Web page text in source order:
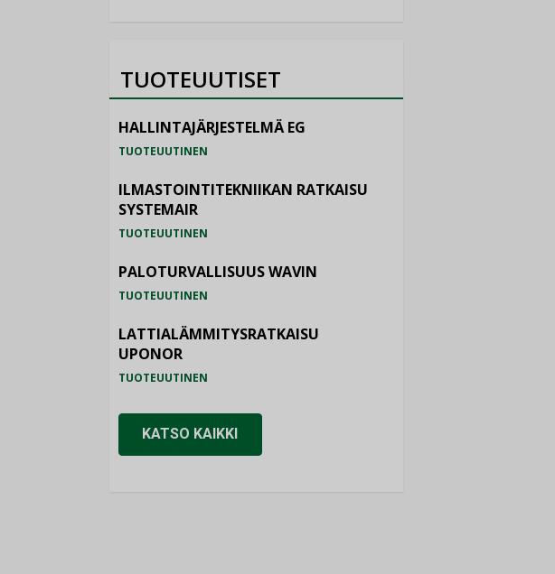
TUOTEUUTISET
HALLINTAJÄRJESTELMÄ EG
TUOTEUUTINEN
ILMASTOINTITEKNIIKAN RATKAISU
SYSTEMAIR
TUOTEUUTINEN
PALOTURVALLISUUS WAVIN
TUOTEUUTINEN
LATTIALÄMMITYSRATKAISU
UPONOR
TUOTEUUTINEN
KATSO KAIKKI